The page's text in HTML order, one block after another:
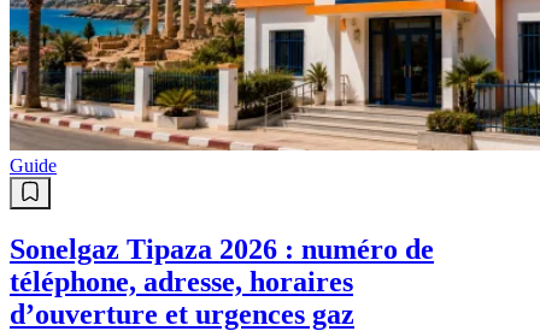
Guide
Sonelgaz Tipaza 2026 : numéro de
téléphone, adresse, horaires
d’ouverture et urgences gaz